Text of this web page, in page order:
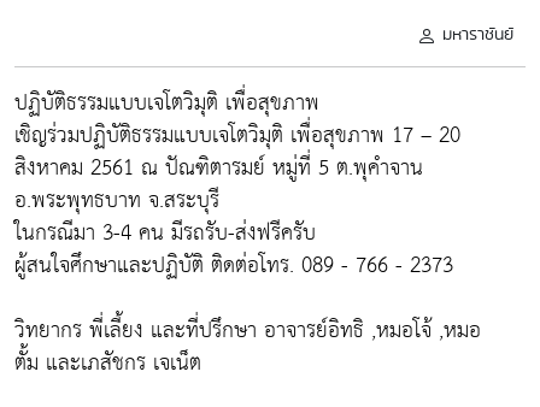
มหาราชันย์
ปฏิบัติธรรมแบบเจโตวิมุติ เพื่อสุขภาพ
เชิญร่วมปฏิบัติธรรมแบบเจโตวิมุติ เพื่อสุขภาพ 17 – 20
สิงหาคม 2561 ณ ปัณฑิตารมย์ หมู่ที่ 5 ต.พุคำจาน
อ.พระพุทธบาท จ.สระบุรี
ในกรณีมา 3-4 คน มีรถรับ-ส่งฟรีครับ
ผู้สนใจศึกษาและปฏิบัติ ติดต่อโทร. 089 - 766 - 2373
วิทยากร พี่เลี้ยง และที่ปรึกษา อาจารย์อิทธิ ,หมอโจ้ ,หมอ
ตั้ม และเภสัชกร เจเน็ต